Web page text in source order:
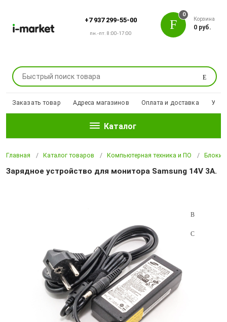
+7 937 299-55-00
пн.-пт. 8:00-17:00
Поиск
0
Корзина
0 руб.
Заказать товар Адреса магазинов Оплата и доставка
Каталог
Главная Каталог товаров Компьютерная техника и ПО Блоки
Зарядное устройство для монитора Samsung 14V 3A.